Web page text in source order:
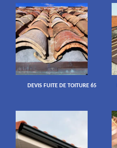
DEVIS FUITE DE TOITURE 65